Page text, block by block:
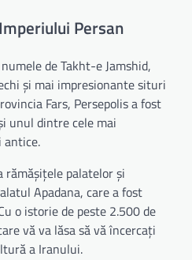
Persan
de Takht-e Jamshid,
și mai impresionante situri
Fars, Persepolis a fost
unul dintre cele mai
rămășițele palatelor și
Apadana, care a fost
o istorie de peste 2.500 de
vă va lăsa să vă încercați
a Iranului.